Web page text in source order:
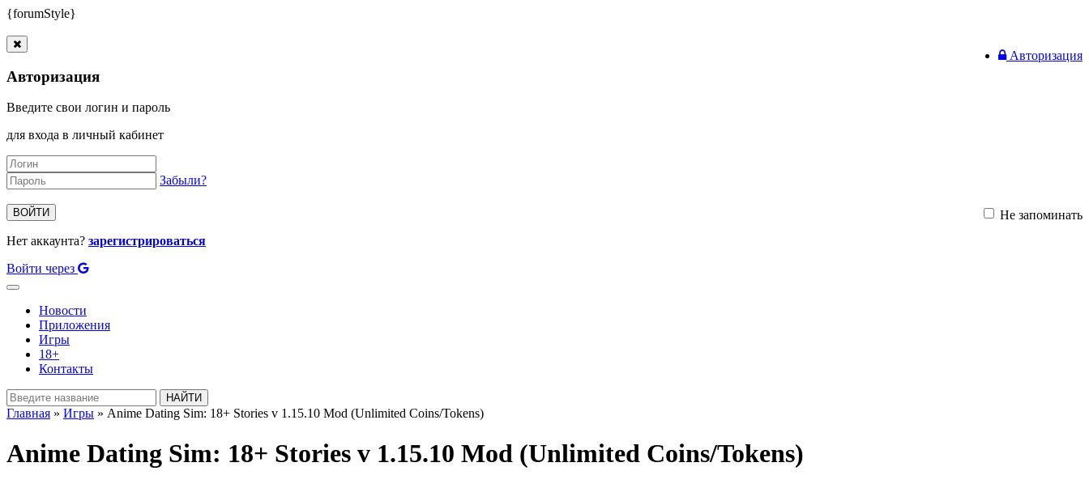
{forumStyle}
Авторизация
Авторизация
Введите свои логин и пароль
для входа в личный кабинет
Забыли?
ВОЙТИ
Не запоминать
Нет аккаунта? зарегистрироваться
Войти через
Toggle
navigationНовости
Приложения
Игры
18+
Контакты
Главная » Игры » Anime Dating Sim: 18+ Stories v 1.15.10 Mod (Unlimited Coins/Tokens)
Anime Dating Sim: 18+ Stories v 1.15.10 Mod (Unlimited Coins/Tokens)